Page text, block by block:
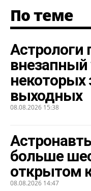
По теме
Астрологи
внезапный
некоторых
выходных
08.08.2026 15:38
больше
открытом
08.08.2026 14:47